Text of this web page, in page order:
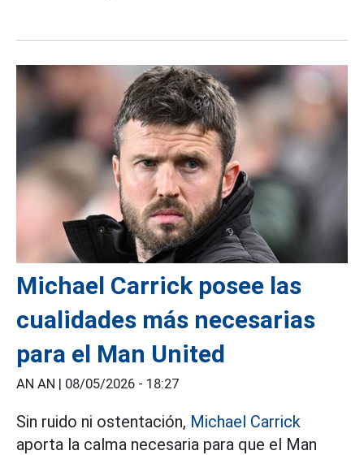
Michael Carrick posee las
cualidades más necesarias
para el Man United
AN AN | 08/05/2026 - 18:27
Sin ruido ni ostentación, Michael Carrick
aporta la calma necesaria para que el Man